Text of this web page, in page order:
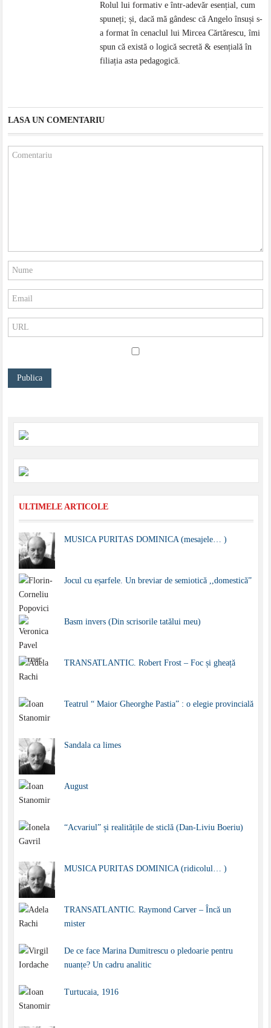
Rolul lui formativ e într-adevăr esențial, cum
spuneți; și, dacă mă gândesc că Angelo însuși s-
a format în cenaclul lui Mircea Cărtărescu, îmi
spun că există o logică secretă & esențială în
filiația asta pedagogică.
LASA UN COMENTARIU
ULTIMELE ARTICOLE
MUSICA PURITAS DOMINICA (mesajele… )
Jocul cu eșarfele. Un breviar de semiotică ,,domestică”
Basm invers (Din scrisorile tatălui meu)
TRANSATLANTIC. Robert Frost – Foc și gheață
Teatrul “ Maior Gheorghe Pastia” : o elegie provincială
Sandala ca limes
August
“Acvariul” și realitățile de sticlă (Dan-Liviu Boeriu)
MUSICA PURITAS DOMINICA (ridicolul… )
TRANSATLANTIC. Raymond Carver – Încă un
mister
De ce face Marina Dumitrescu o pledoarie pentru
nuanțe? Un cadru analitic
Turtucaia, 1916